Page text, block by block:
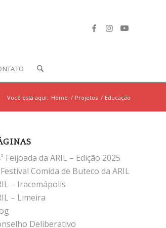
Você está aqui: Home / Projetos / Educação
Feijoada da ARIL – Edição 2025
Festival Comida de Buteco da ARIL
– Iracemápolis
– Limeira
Deliberativo